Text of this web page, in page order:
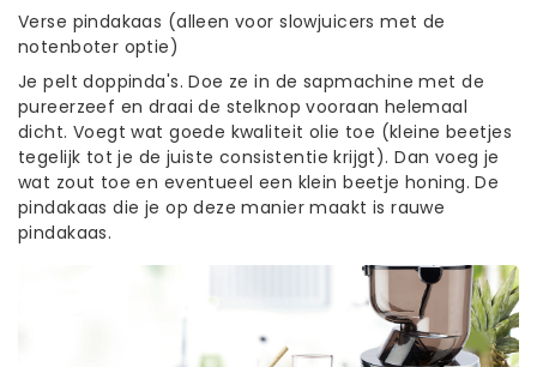
Verse pindakaas (alleen voor slowjuicers met de
notenboter optie)
Je pelt doppinda's. Doe ze in de sapmachine met de
pureerzeef en draai de stelknop vooraan helemaal
dicht. Voegt wat goede kwaliteit olie toe (kleine beetjes
tegelijk tot je de juiste consistentie krijgt). Dan voeg je
wat zout toe en eventueel een klein beetje honing. De
pindakaas die je op deze manier maakt is rauwe
pindakaas.